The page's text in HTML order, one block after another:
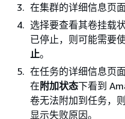
在集群的详细信息页
选择要查看其卷挂载
已停止，则可能需要
止。
在任务的详细信息页
在附加状态下看到
卷无法附加到任务，
显示失败原因。